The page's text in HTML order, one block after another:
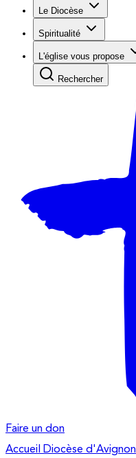
Le Diocèse
Spiritualité
L'église vous propose
Rechercher
Faire un don
Accueil
Diocèse d'Avignon